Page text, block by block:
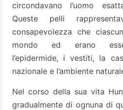
circondavano l’uomo
Queste pelli
consapevolezza che
mondo ed erano
l’epidermide, i vestiti, la
nazionale e l’ambiente
Nel corso della sua vita
gradualmente di ognuna di